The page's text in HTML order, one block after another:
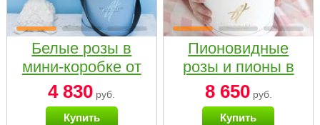
Белые розы в
мини-коробке от
Bella Fiori
4 830 руб.
Купить
Пионовидные
розы и пионы в
белой коробке
Small
8 650руб.
Купить